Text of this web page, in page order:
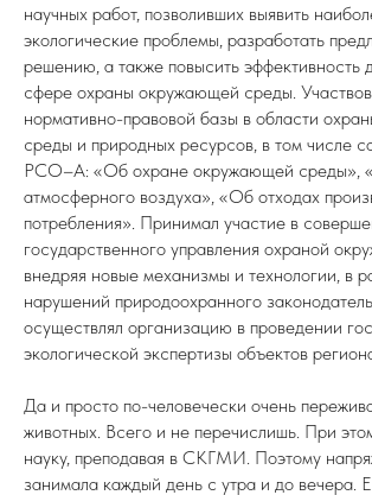
научных работ, позволивших выявить
экологические проблемы, разработать
решению, а также повысить эффективность
сфере охраны окружающей среды.
нормативно-правовой базы в области
среды и природных ресурсов, в том числе
РСО–А: «Об охране окружающей среды»,
атмосферного воздуха», «Об отходах
потребления». Принимал участие в
государственного управления охраной
внедряя новые механизмы и технологии, в
нарушений природоохранного
осуществлял организацию в проведении
экологической экспертизы объектов
Да и просто по-человечески очень
животных. Всего и не перечислишь. При
науку, преподавая в СКГМИ. Поэтому
занимала каждый день с утра и до вечера.